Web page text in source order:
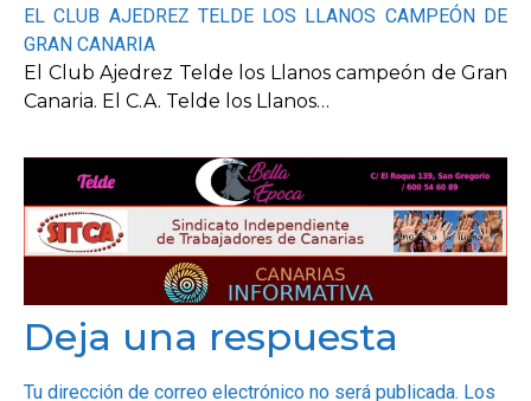
EL CLUB AJEDREZ TELDE LOS LLANOS CAMPEÓN DE
GRAN CANARIA
El Club Ajedrez Telde los Llanos campeón de Gran
Canaria. El C.A. Telde los Llanos…
Deja una respuesta
Tu dirección de correo electrónico no será publicada. Los